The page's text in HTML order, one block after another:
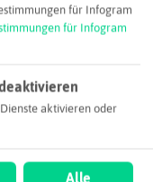
ein
für Infogram
für Infogram
aktivieren oder
Alle